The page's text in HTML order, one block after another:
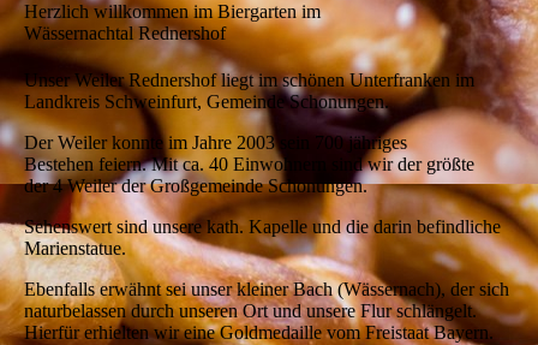
Herzlich willkommen im Biergarten im
Wässernachtal Rednershof
Unser Weiler Rednershof liegt im schönen Unterfranken im
Landkreis Schweinfurt, Gemeinde Schonungen.
Der Weiler konnte im Jahre 2003 sein 700 jähriges
Bestehen feiern. Mit ca. 40 Einwohnern sind wir der größte
der 4 Weiler der Großgemeinde Schonungen.
Sehenswert sind unsere kath. Kapelle und die darin befindliche
Marienstatue.
Ebenfalls erwähnt sei unser kleiner Bach (Wässernach), der sich
naturbelassen durch unseren Ort und unsere Flur schlängelt.
Hierfür erhielten wir eine Goldmedaille vom Freistaat Bayern.